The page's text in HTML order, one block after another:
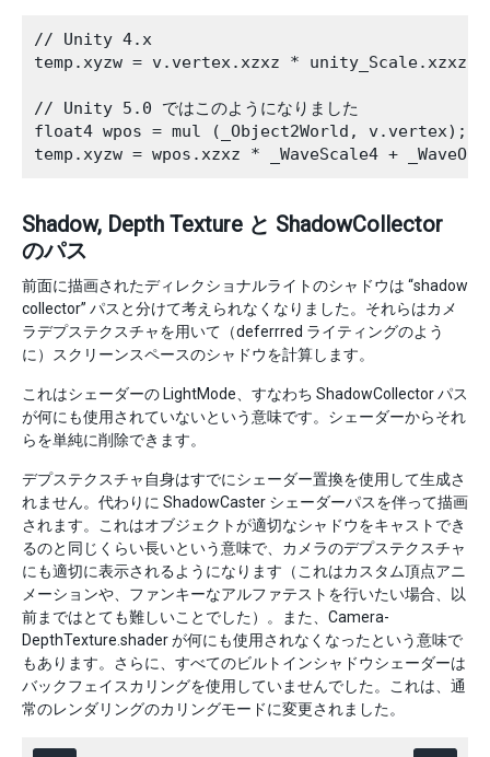
// Unity 4.x
temp.xyzw = v.vertex.xzxz * unity_Scale.xzxz *
// Unity 5.0 ではこのようになりました
float4 wpos = mul (_Object2World, v.vertex);
Shadow, Depth Texture と ShadowCollector
のパス
前面に描画されたディレクショナルライトのシャドウは “shadow
collector” パスと分けて考えられなくなりました。それらはカメ
ラデプステクスチャを用いて（deferrred ライティングのよう
に）スクリーンスペースのシャドウを計算します。
これはシェーダーの LightMode、すなわち ShadowCollector パス
が何にも使用されていないという意味です。シェーダーからそれ
らを単純に削除できます。
デプステクスチャ自身はすでにシェーダー置換を使用して生成さ
れません。代わりに ShadowCaster シェーダーパスを伴って描画
されます。これはオブジェクトが適切なシャドウをキャストでき
るのと同じくらい長いという意味で、カメラのデプステクスチャ
にも適切に表示されるようになります（これはカスタム頂点アニ
メーションや、ファンキーなアルファテストを行いたい場合、以
前まではとても難しいことでした）。また、Camera-
DepthTexture.shader が何にも使用されなくなったという意味で
もあります。さらに、すべてのビルトインシャドウシェーダーは
バックフェイスカリングを使用していませんでした。これは、通
常のレンダリングのカリングモードに変更されました。